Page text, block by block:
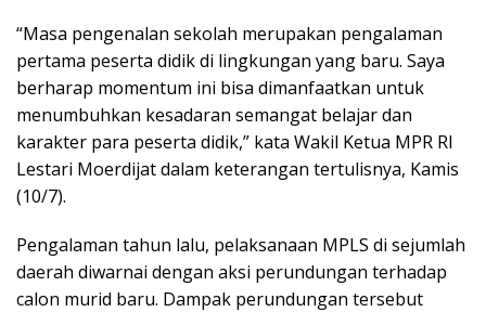
“Masa pengenalan sekolah merupakan pengalaman
pertama peserta didik di lingkungan yang baru. Saya
berharap momentum ini bisa dimanfaatkan untuk
menumbuhkan kesadaran semangat belajar dan
karakter para peserta didik,” kata Wakil Ketua MPR RI
Lestari Moerdijat dalam keterangan tertulisnya, Kamis
(10/7).
Pengalaman tahun lalu, pelaksanaan MPLS di sejumlah
daerah diwarnai dengan aksi perundungan terhadap
calon murid baru. Dampak perundungan tersebut